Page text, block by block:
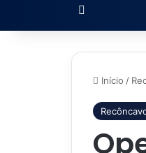
Início /